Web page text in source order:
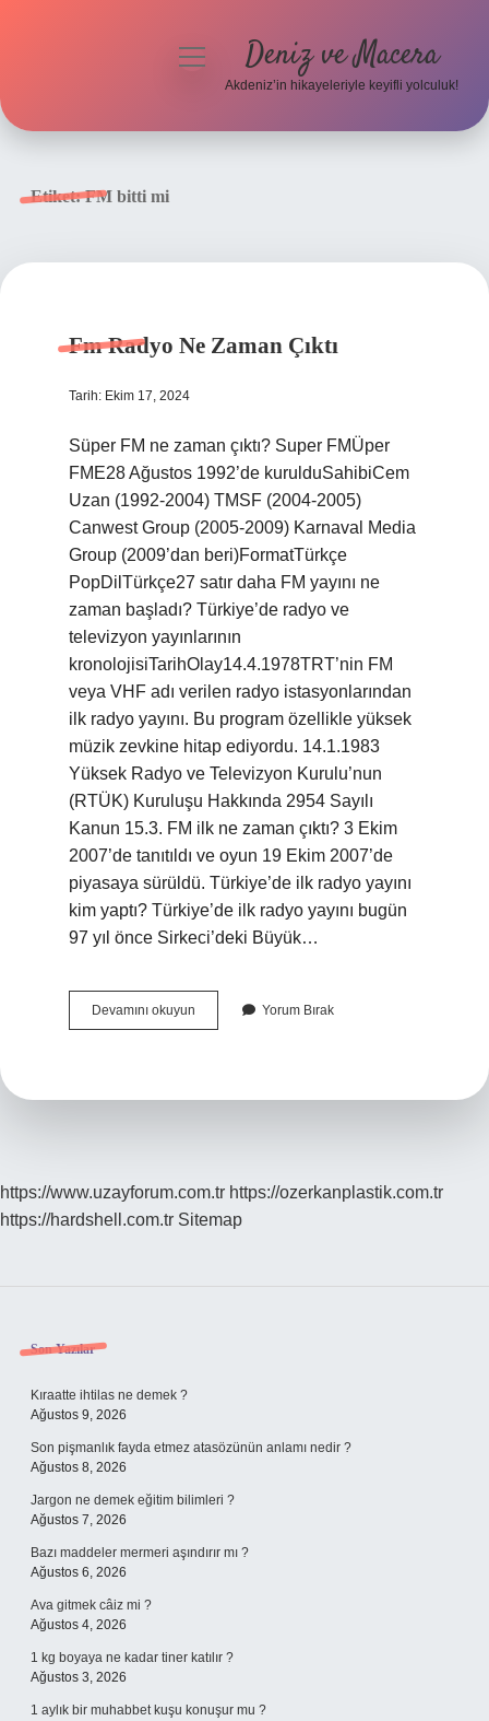
menüyü Deniz ve Macera
Akdeniz’in hikayeleriyle keyifli yolculuk!
Etiket:FM bitti mi
Fm Radyo Ne Zaman Çıktı
Tarih: Ekim 17, 2024
Süper FM ne zaman çıktı? Super FMÜper
FME28 Ağustos 1992’de kurulduSahibiCem
Uzan (1992-2004) TMSF (2004-2005)
Canwest Group (2005-2009) Karnaval Media
Group (2009’dan beri)FormatTürkçe
PopDilTürkçe27 satır daha FM yayını ne
zaman başladı? Türkiye’de radyo ve
televizyon yayınlarının
kronolojisiTarihOlay14.4.1978TRT’nin FM
veya VHF adı verilen radyo istasyonlarından
ilk radyo yayını. Bu program özellikle yüksek
müzik zevkine hitap ediyordu. 14.1.1983
Yüksek Radyo ve Televizyon Kurulu’nun
(RTÜK) Kuruluşu Hakkında 2954 Sayılı
Kanun 15.3. FM ilk ne zaman çıktı? 3 Ekim
2007’de tanıtıldı ve oyun 19 Ekim 2007’de
piyasaya sürüldü. Türkiye’de ilk radyo yayını
kim yaptı? Türkiye’de ilk radyo yayını bugün
97 yıl önce Sirkeci’deki Büyük…
Devamını okuyun
Radyo
Yorum Bırak
https://www.uzayforum.com.tr https://ozerkanplastik.com.tr
https://hardshell.com.tr Sitemap
Sidebar
Son Yazılar
Kıraatte ihtilas ne demek ?
Ağustos 9, 2026
Son pişmanlık fayda etmez atasözünün anlamı nedir ?
Ağustos 8, 2026
Jargon ne demek eğitim bilimleri ?
Ağustos 7, 2026
Bazı maddeler mermeri aşındırır mı ?
Ağustos 6, 2026
Ava gitmek câiz mi ?
Ağustos 4, 2026
1 kg boyaya ne kadar tiner katılır ?
Ağustos 3, 2026
1 aylık bir muhabbet kuşu konuşur mu ?